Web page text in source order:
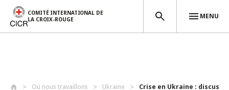
COMITÉ INTERNATIONAL DE
LA CROIX-ROUGE
MENU
Où nous travaillons Ukraine Crise en Ukraine :